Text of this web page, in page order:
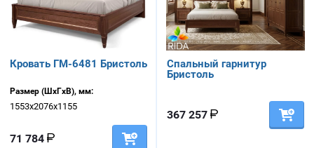
Кровать ГМ-6481 Бристоль
Размер (ШхГхВ), мм:
1553х2076х1155
71 784
Спальный гарнитур
Бристоль
367 257